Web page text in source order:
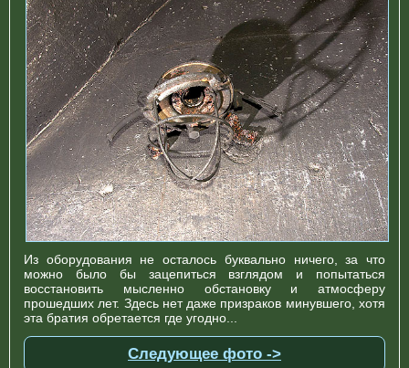
Из оборудования не осталось буквально ничего, за что
можно было бы зацепиться взглядом и попытаться
восстановить мысленно обстановку и атмосферу
прошедших лет. Здесь нет даже призраков минувшего, хотя
эта братия обретается где угодно...
Следующее фото ->